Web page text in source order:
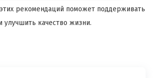
рекомендаций поможет поддерживать
улучшить качество жизни.